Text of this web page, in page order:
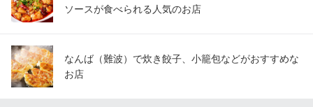
ソースが食べられる人気のお店
なんば（難波）で炊き餃子、小籠包などがおすすめな
お店